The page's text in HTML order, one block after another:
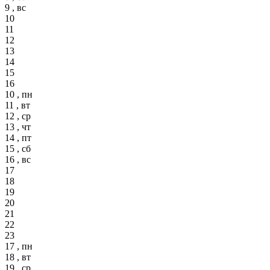
9 , вс
10
11
12
13
14
15
16
10 , пн
11 , вт
12 , ср
13 , чт
14 , пт
15 , сб
16 , вс
17
18
19
20
21
22
23
17 , пн
18 , вт
19 , ср